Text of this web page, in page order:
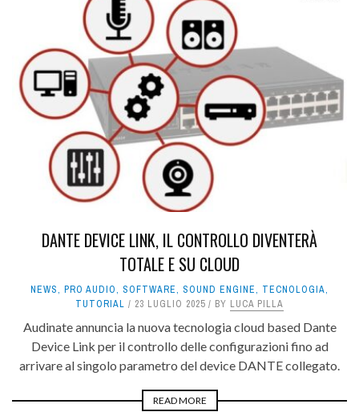
DANTE DEVICE LINK, IL CONTROLLO DIVENTERÀ
TOTALE E SU CLOUD
NEWS, PRO AUDIO, SOFTWARE, SOUND ENGINE, TECNOLOGIA,
TUTORIAL
23 LUGLIO 2025 BY LUCA PILLA
Audinate annuncia la nuova tecnologia cloud based Dante
Device Link per il controllo delle configurazioni fino ad
arrivare al singolo parametro del device DANTE collegato.
READ MORE